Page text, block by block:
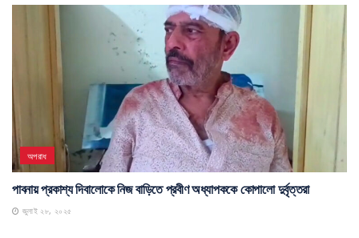
অপরাধ
পাবনায় প্রকাশ্য দিবালোকে নিজ বাড়িতে প্রবীণ অধ্যাপককে কোপালো দুর্বৃত্তরা
জুলাই ২৮, ২০২৫